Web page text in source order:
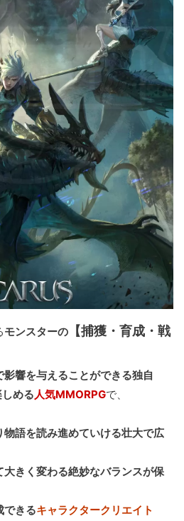
モンスターの 【捕獲・育成・戦
響を与えることができる独自
める 人気MMORPGで、
物語を読み進めていける壮大で広
大きく変わる絶妙なバランスが保
できるキャラクタークリエイト